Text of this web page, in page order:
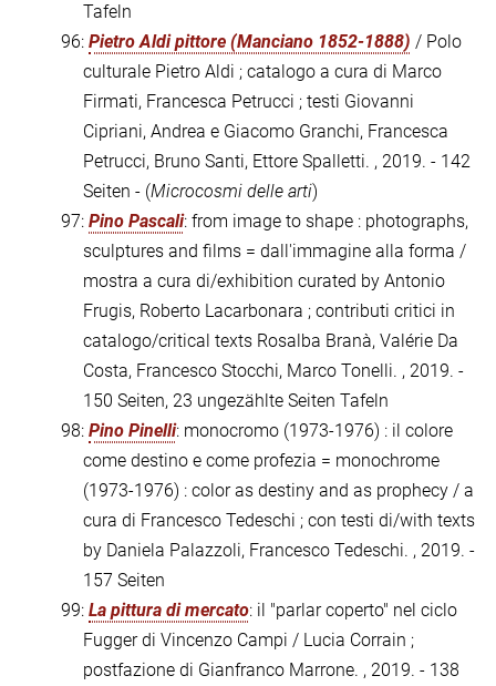
Tafeln
96: Pietro Aldi pittore (Manciano 1852-1888) / Polo
culturale Pietro Aldi ; catalogo a cura di Marco
Firmati, Francesca Petrucci ; testi Giovanni
Cipriani, Andrea e Giacomo Granchi, Francesca
Petrucci, Bruno Santi, Ettore Spalletti. , 2019. - 142
Seiten - (Microcosmi delle arti)
97: Pino Pascali: from image to shape : photographs,
sculptures and films = dall'immagine alla forma /
mostra a cura di/exhibition curated by Antonio
Frugis, Roberto Lacarbonara ; contributi critici in
catalogo/critical texts Rosalba Branà, Valérie Da
Costa, Francesco Stocchi, Marco Tonelli. , 2019. -
150 Seiten, 23 ungezählte Seiten Tafeln
98: Pino Pinelli: monocromo (1973-1976) : il colore
come destino e come profezia = monochrome
(1973-1976) : color as destiny and as prophecy / a
cura di Francesco Tedeschi ; con testi di/with texts
by Daniela Palazzoli, Francesco Tedeschi. , 2019. -
157 Seiten
99: La pittura di mercato: il "parlar coperto" nel ciclo
Fugger di Vincenzo Campi / Lucia Corrain ;
postfazione di Gianfranco Marrone. , 2019. - 138